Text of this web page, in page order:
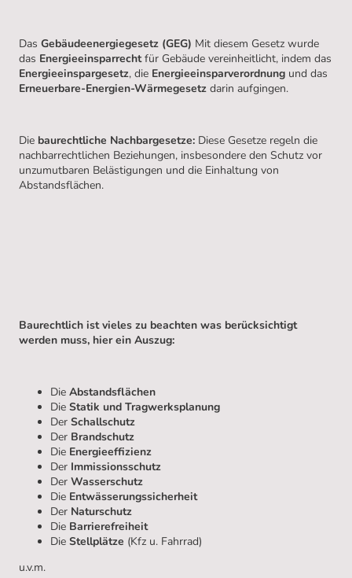
Das Gebäudeenergiegesetz (GEG) Mit diesem Gesetz wurde
das Energieeinsparrechtfür Gebäude vereinheitlicht, indem das
Energieeinspargesetz, die Energieeinsparverordnung und das
Erneuerbare-Energien-Wärmegesetz darin aufgingen.
Die baurechtliche Nachbargesetze: Diese Gesetze regeln die
nachbarrechtlichen Beziehungen, insbesondere den Schutz vor
unzumutbaren Belästigungen und die Einhaltung von
Abstandsflächen.
Baurechtlich ist vieles zu beachten was berücksichtigt
werden muss, hier ein Auszug:
Die Abstandsflächen
Die Statik und Tragwerksplanung
Der Schallschutz
Der Brandschutz
Die Energieeffizienz
Der Immissionsschutz
Der Wasserschutz
Die Entwässerungssicherheit
Der Naturschutz
Die Barrierefreiheit
Die Stellplätze (Kfz u. Fahrrad)
u.v.m.